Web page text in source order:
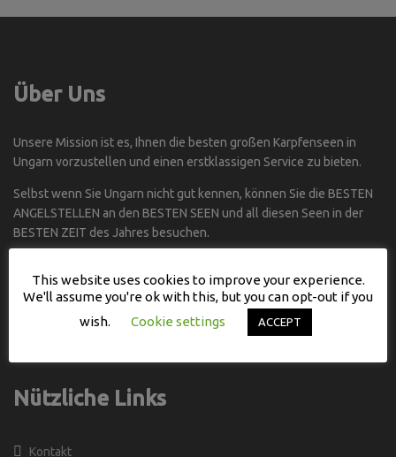
Über Uns
Unsere Mission ist es, Ihnen die besten großen Karpfenseen in
Ungarn vorzustellen und einen erstklassigen Service zu bieten.
Selbst wenn Sie Ungarn nicht gut kennen, können Sie die BESTEN
ANGELSTELLEN an den BESTEN SEEN und all diesen Seen in der
BESTEN ZEIT des Jahres besuchen.
Kontakt
WhatsApp: +36 70 280 9318
Nützliche Links
Kontakt
This website uses cookies to improve your experience.
We'll assume you're ok with this, but you can opt-out if you
wish.
Cookie settings ACCEPT